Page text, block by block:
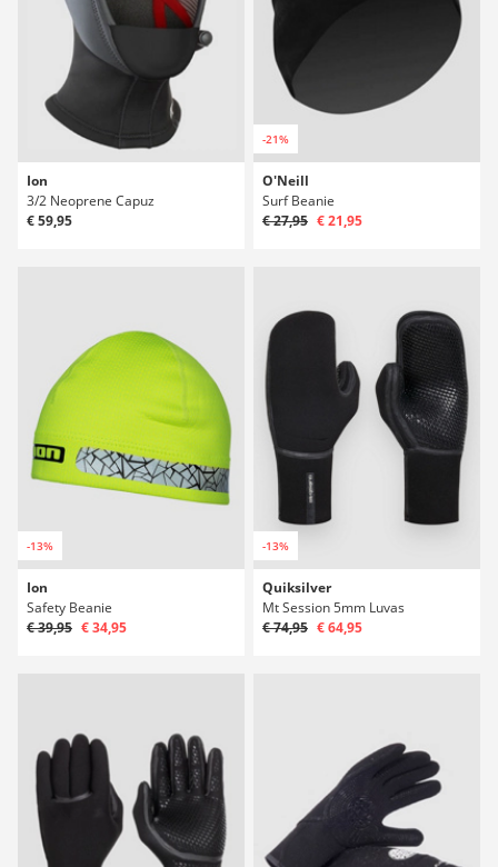
Ion
3/2 Neoprene Capuz
€ 59,95
-21%
O'Neill
Surf Beanie
€ 27,95 € 21,95
-13%
Ion
Safety Beanie
€ 39,95 € 34,95
-13%
Quiksilver
Mt Session 5mm Luvas
€ 74,95 € 64,95